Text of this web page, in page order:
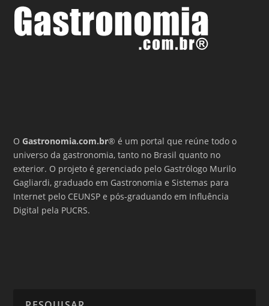
OGastronomia.com.br® é um portal que reúne todo o
universo da gastronomia, tanto no Brasil quanto no
exterior. O projeto é gerenciado pelo Gastrólogo Murilo
Gagliardi, graduado em Gastronomia e Sistemas para
Internet pelo CEUNSP e pós-graduando em Influência
Digital pela PUCRS.